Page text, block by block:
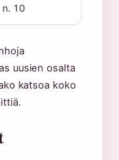
n. 10
uusien osalta
katsoa koko